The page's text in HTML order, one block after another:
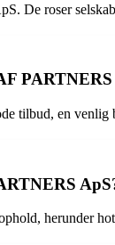
De roser
PARTNERS
tilbud, en
herunder